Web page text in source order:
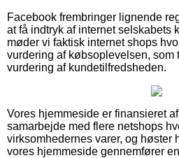
Facebook frembringer lignende
at få indtryk af internet selskabets
møder vi faktisk internet shops
vurdering af købsoplevelsen, som
vurdering af kundetilfredsheden.
Vores hjemmeside er finansieret
samarbejde med flere netshops
virksomhedernes varer, og høster
vores hjemmeside gennemfører